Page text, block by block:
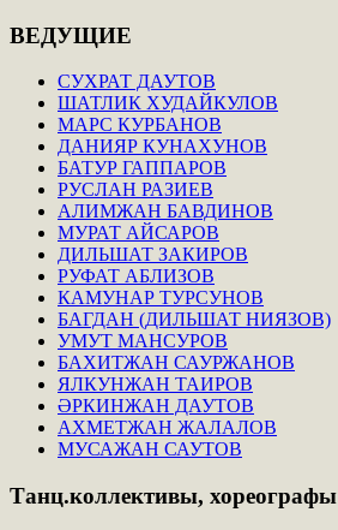
ВЕДУЩИЕ
СУХРАТ ДАУТОВ
ШАТЛИК ХУДАЙКУЛОВ
МАРС КУРБАНОВ
ДАНИЯР КУНАХУНОВ
БАТУР ГАППАРОВ
РУСЛАН РАЗИЕВ
АЛИМЖАН БАВДИНОВ
МУРАТ АЙСАРОВ
ДИЛЬШАТ ЗАКИРОВ
РУФАТ АБЛИЗОВ
КАМУНАР ТУРСУНОВ
БАГДАН (ДИЛЬШАТ НИЯЗОВ)
УМУТ МАНСУРОВ
БАХИТЖАН САУРЖАНОВ
ЯЛКУНЖАН ТАИРОВ
ӘРКИНЖАН ДАУТОВ
АХМЕТЖАН ЖАЛАЛОВ
МУСАЖАН САУТОВ
Танц.коллективы, хореографы